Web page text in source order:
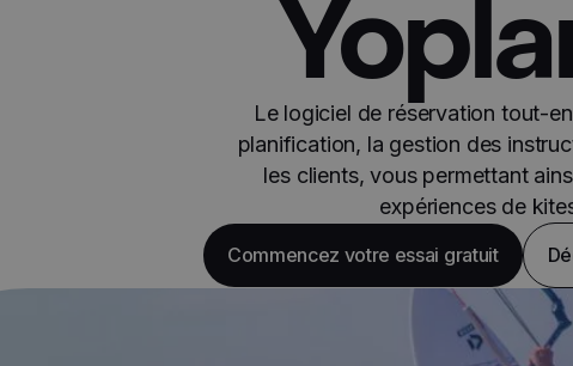
Le logiciel de réservation tout-
planification, la gestion des
les clients, vous permettant
expériences de
Commencez votre essai gratuit